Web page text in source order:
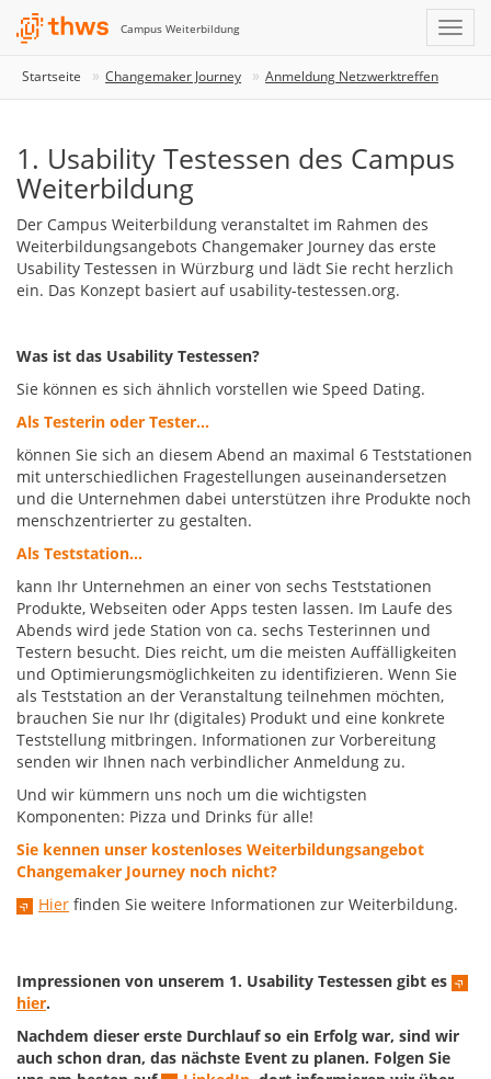
Campus Weiterbildung
Startseite Changemaker Journey Anmeldung Netzwerktreffen
1. Usability Testessen des Campus
Weiterbildung
Der Campus Weiterbildung veranstaltet im Rahmen des
Weiterbildungsangebots Changemaker Journey das erste
Usability Testessen in Würzburg und lädt Sie recht herzlich
ein. Das Konzept basiert auf usability-testessen.org.
Was ist das Usability Testessen?
Sie können es sich ähnlich vorstellen wie Speed Dating.
Als Testerin oder Tester...
können Sie sich an diesem Abend an maximal 6 Teststationen
mit unterschiedlichen Fragestellungen auseinandersetzen
und die Unternehmen dabei unterstützen ihre Produkte noch
menschzentrierter zu gestalten.
Als Teststation...
kann Ihr Unternehmen an einer von sechs Teststationen
Produkte, Webseiten oder Apps testen lassen. Im Laufe des
Abends wird jede Station von ca. sechs Testerinnen und
Testern besucht. Dies reicht, um die meisten Auffälligkeiten
und Optimierungsmöglichkeiten zu identifizieren. Wenn Sie
als Teststation an der Veranstaltung teilnehmen möchten,
brauchen Sie nur Ihr (digitales) Produkt und eine konkrete
Teststellung mitbringen. Informationen zur Vorbereitung
senden wir Ihnen nach verbindlicher Anmeldung zu.
Und wir kümmern uns noch um die wichtigsten
Komponenten: Pizza und Drinks für alle!
Sie kennen unser kostenloses Weiterbildungsangebot
Changemaker Journey noch nicht?
Hier finden Sie weitere Informationen zur Weiterbildung.
Impressionen von unserem 1. Usability Testessen gibt es
hier.
Nachdem dieser erste Durchlauf so ein Erfolg war, sind wir
auch schon dran, das nächste Event zu planen. Folgen Sie